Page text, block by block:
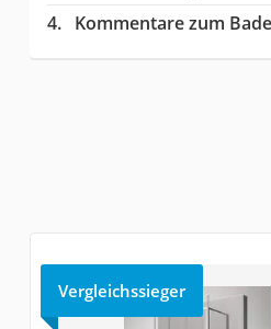
Kommentare zum
Vergleichssieger